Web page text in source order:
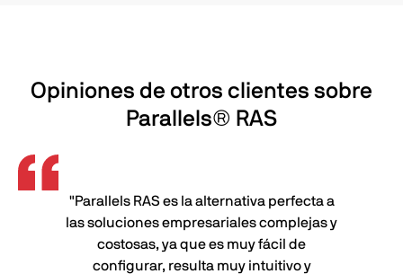
Opiniones de otros clientes sobre
Parallels® RAS
"Parallels RAS es la alternativa perfecta a
las soluciones empresariales complejas y
costosas, ya que es muy fácil de
configurar, resulta muy intuitivo y